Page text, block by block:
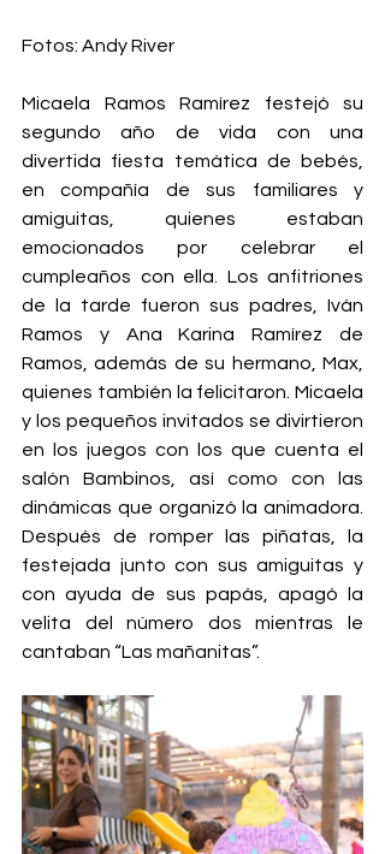
Fotos: Andy River
Micaela Ramos Ramírez festejó su
segundo año de vida con una
divertida fiesta temática de bebés,
en compañía de sus familiares y
amiguitas, quienes estaban
emocionados por celebrar el
cumpleaños con ella. Los anfitriones
de la tarde fueron sus padres, Iván
Ramos y Ana Karina Ramírez de
Ramos, además de su hermano, Max,
quienes también la felicitaron. Micaela
y los pequeños invitados se divirtieron
en los juegos con los que cuenta el
salón Bambinos, así como con las
dinámicas que organizó la animadora.
Después de romper las piñatas, la
festejada junto con sus amiguitas y
con ayuda de sus papás, apagó la
velita del número dos mientras le
cantaban “Las mañanitas”.